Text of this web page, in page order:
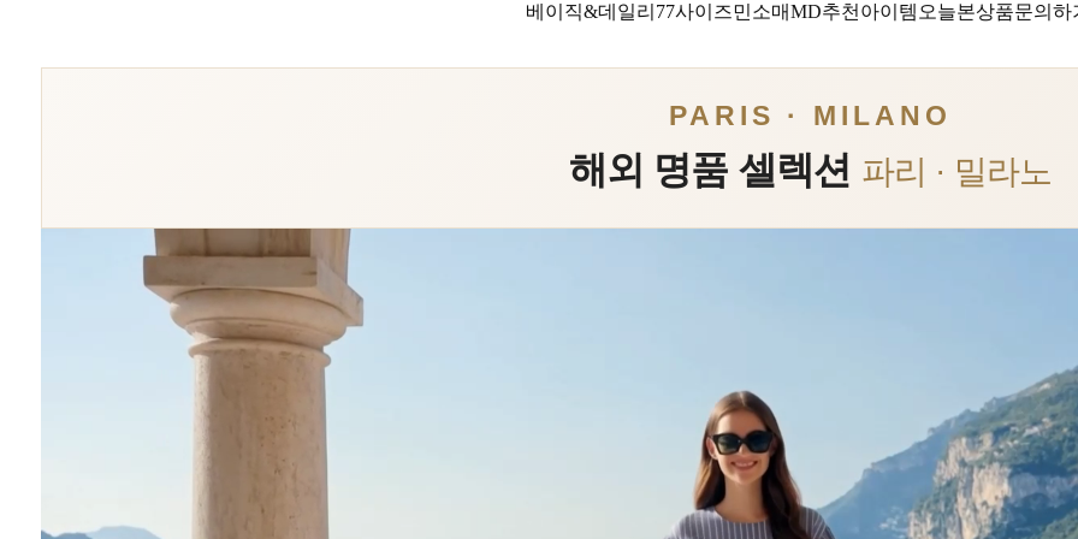
베이직&데일리 77사이즈민소매MD추천아이템 오늘본상품문의하
PARIS · MILANO
해외 명품 셀렉션 파리 · 밀라노